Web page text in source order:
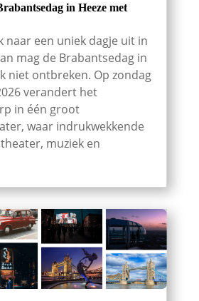
in Heeze met
naar een uniek dagje uit in
mag de Brabantsedag in
niet ontbreken. Op zondag
verandert het
in één groot
waar indrukwekkende
muziek en